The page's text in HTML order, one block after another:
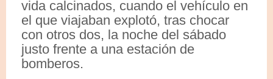
vida calcinados, cuando el vehículo en
el que viajaban explotó, tras chocar
con otros dos, la noche del sábado
justo frente a una estación de
bomberos.